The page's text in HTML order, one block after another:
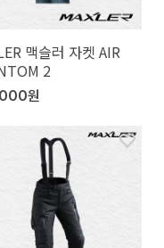
맥슬러 자켓 AIR
2
원